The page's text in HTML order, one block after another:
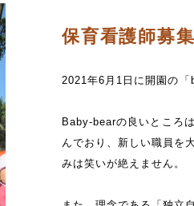
保育看護師募
2021年6月1日に開園の「
Baby-bearの良いところ
んでおり、新しい職員を
みは笑いが絶えません。